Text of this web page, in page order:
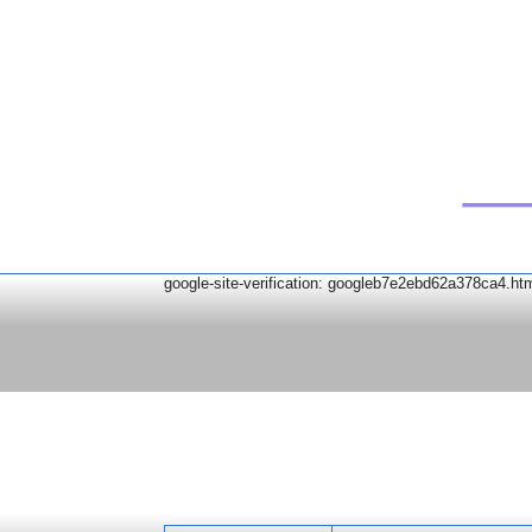
google-site-verification: